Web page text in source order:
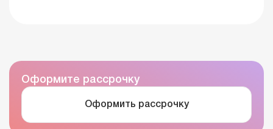
Оформите рассрочку
Оформить рассрочку